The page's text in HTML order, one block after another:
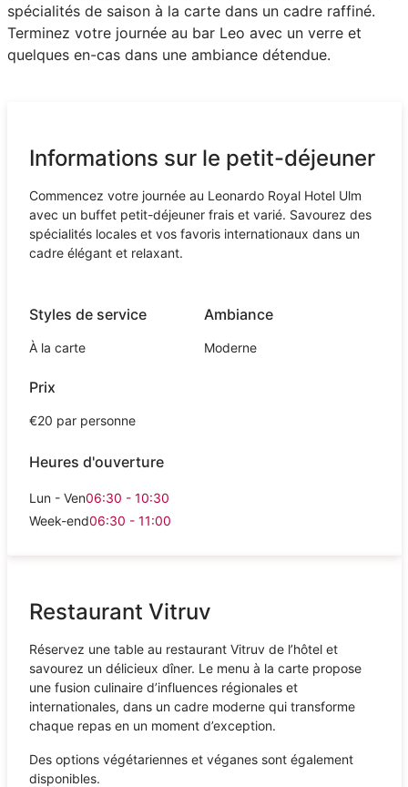
spécialités de saison à la carte dans un cadre raffiné.
Terminez votre journée au bar Leo avec un verre et
quelques en-cas dans une ambiance détendue.
Informations sur le petit-déjeuner
Commencez votre journée au Leonardo Royal Hotel Ulm
avec un buffet petit-déjeuner frais et varié. Savourez des
spécialités locales et vos favoris internationaux dans un
cadre élégant et relaxant.
Styles de service
À la carte
Ambiance
Moderne
Prix
€20 par personne
Heures d'ouverture
Lun - Ven06:30 - 10:30
Week-end06:30 - 11:00
Restaurant Vitruv
Réservez une table au restaurant Vitruv de l’hôtel et
savourez un délicieux dîner. Le menu à la carte propose
une fusion culinaire d’influences régionales et
internationales, dans un cadre moderne qui transforme
chaque repas en un moment d’exception.
Des options végétariennes et véganes sont également
disponibles.